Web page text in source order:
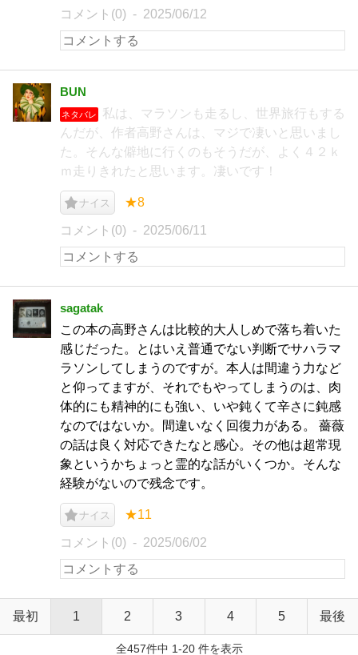
コメント(0) 2025/06/12
BUN
ネタバレ
私は、マラソンも走るし、世界旅行もする
んだが、作者高野さんは、マジで凄いと思いまし
た。そんな僻地に行くのもそうだが、よく４２ｋ
ｍ走りきれたと思います。凄いです！
ナイス ★8
コメント(0) 2025/06/11
sagatak
この本の高野さんは比較的大人しめで落ち着いた
感じだった。とはいえ普通でない判断でサハラマ
ラソンしてしまうのですが。本人は間違う力など
と仰ってますが、それでもやってしまうのは、肉
体的にも精神的にも強い、いや鈍くて辛さに鈍感
なのではないか。間違いなく回復力がある。 薔薇
の話は良く対応できたなと感心。その他は超常現
象というかちょっと霊的な話がいくつか。そんな
経験がないので残念です。
ナイス ★11
コメント(0) 2025/06/02
最初 1 2 3 4 5 最後
全457件中 1-20 件を表示